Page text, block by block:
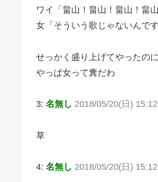
ワイ「畠山！畠山！畠山！畠山
女「そういう歌じゃないんで
せっかく盛り上げてやったのに
やっぱ女って糞だわ
3: 名無し 2018/05/20(日)
草
4: 名無し 2018/05/20(日)